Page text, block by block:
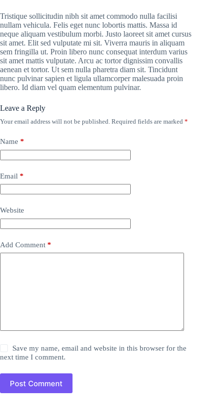
Tristique sollicitudin nibh sit amet commodo nulla facilisi
nullam vehicula. Felis eget nunc lobortis mattis. Massa id
neque aliquam vestibulum morbi. Justo laoreet sit amet cursus
sit amet. Elit sed vulputate mi sit. Viverra mauris in aliquam
sem fringilla ut. Proin libero nunc consequat interdum varius
sit amet mattis vulputate. Arcu ac tortor dignissim convallis
aenean et tortor. Ut sem nulla pharetra diam sit. Tincidunt
nunc pulvinar sapien et ligula ullamcorper malesuada proin
libero. Id diam vel quam elementum pulvinar.
Leave a Reply
Your email address will not be published. Required fields are marked *
Name *
Email *
Website
Add Comment *
Save my name, email and website in this browser for the
next time I comment.
Post Comment